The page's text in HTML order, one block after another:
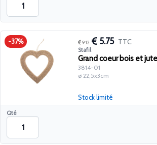
-37% 9.12 5.75 TTC
Stafil
Grand coeur bois et
3814-01
ø 22,5x3cm
Qté
Stock limité